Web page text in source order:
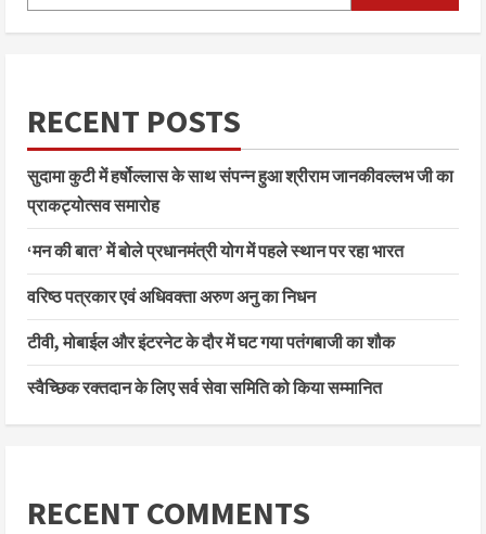
RECENT POSTS
सुदामा कुटी में हर्षोल्लास के साथ संपन्न हुआ श्रीराम जानकीवल्लभ जी का
प्राकट्योत्सव समारोह
‘मन की बात’ में बोले प्रधानमंत्री योग में पहले स्थान पर रहा भारत
वरिष्ठ पत्रकार एवं अधिवक्ता अरुण अनु का निधन
टीवी, मोबाईल और इंटरनेट के दौर में घट गया पतंगबाजी का शौक
स्वैच्छिक रक्तदान के लिए सर्व सेवा समिति को किया सम्मानित
RECENT COMMENTS